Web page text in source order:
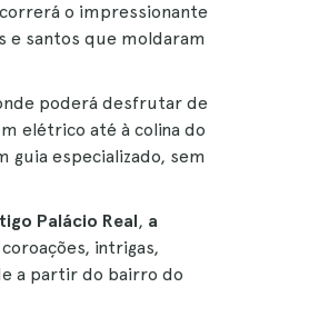
o impressionante
e santos que moldaram
poderá desfrutar de
elétrico até à colina do
guia especializado, sem
Palácio Real, a
intrigas,
a partir do bairro do